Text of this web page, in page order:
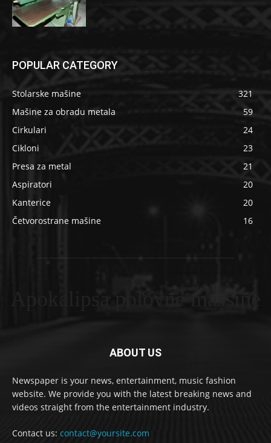
POPULAR CATEGORY
Stolarske mašine
321
Mašine za obradu metala
59
Cirkulari
24
Cikloni
23
Presa za metal
21
Aspiratori
20
Kanterice
20
Četvorostrane mašine
16
Apokalipsa polovne masšine
ABOUT US
Newspaper is your news, entertainment, music fashion
website. We provide you with the latest breaking news and
videos straight from the entertainment industry.
Contact us: contact@yoursite.com